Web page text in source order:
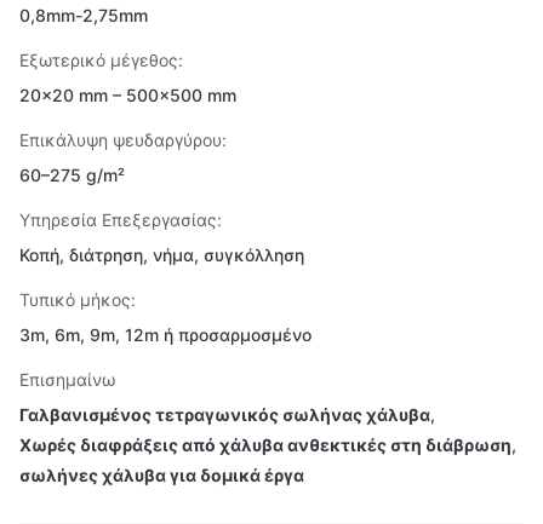
0,8mm-2,75mm
Εξωτερικό μέγεθος:
20×20 mm – 500×500 mm
Επικάλυψη ψευδαργύρου:
60–275 g/m²
Υπηρεσία Επεξεργασίας:
Κοπή, διάτρηση, νήμα, συγκόλληση
Τυπικό μήκος:
3m, 6m, 9m, 12m ή προσαρμοσμένο
Επισημαίνω
Γαλβανισμένος τετραγωνικός σωλήνας χάλυβα,
Χωρές διαφράξεις από χάλυβα ανθεκτικές στη διάβρωση,
σωλήνες χάλυβα για δομικά έργα